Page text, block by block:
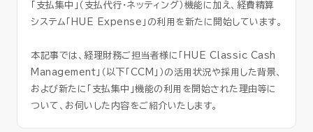
「支払集中」（支払代行・ネッティング）機能に加え、経費精算
システム「HUE Expense」の利用を新たに開始しています。
本記事では、経理財務ご担当者様に「HUE Classic Cash
Management」（以下「CCM」）の活用状況や採用した背景、
および新たに「支払集中」機能の利用を開始された理由等に
ついて、お伺いした内容をご紹介いたします。